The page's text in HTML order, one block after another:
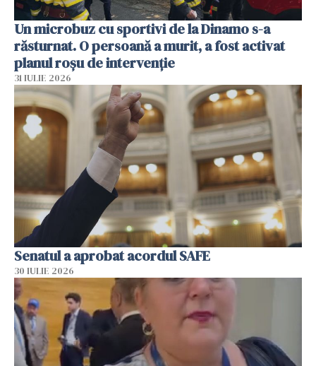
Un microbuz cu sportivi de la Dinamo s-a
răsturnat. O persoană a murit, a fost activat
planul roșu de intervenție
31 IULIE 2026
Senatul a aprobat acordul SAFE
30 IULIE 2026